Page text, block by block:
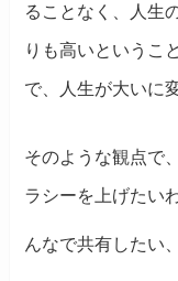
ることなく、人生
りも高いというこ
で、人生が大いに
そのような観点で
ラシーを上げたい
んなで共有したい